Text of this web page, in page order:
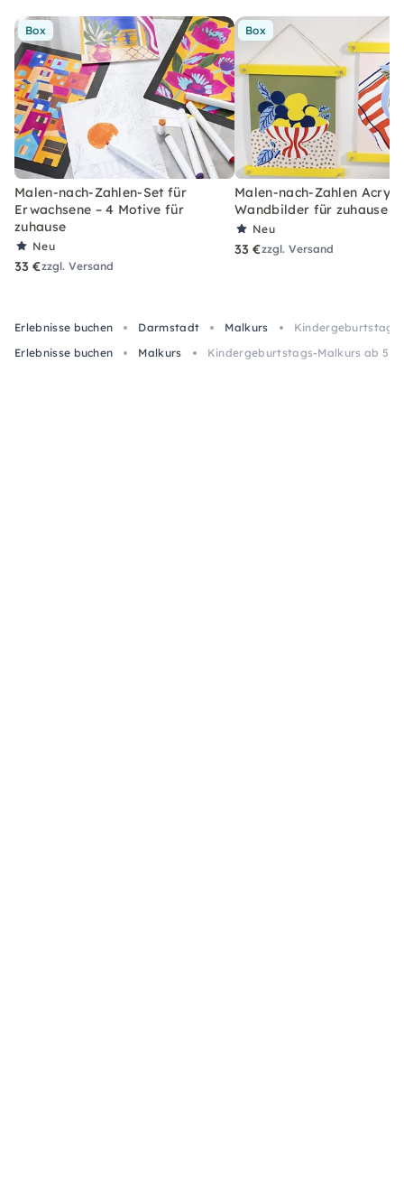
Box
Malen-nach-Zahlen-Set für
Erwachsene – 4 Motive für
zuhause
Neu
33 €zzgl. Versand
Box
Malen-nach-Zahlen Acryl-
Wandbilder für zuhause
Neu
33 €zzgl. Versand
Erlebnisse buchen Darmstadt Malkurs
Erlebnisse buchen
Malkurs Kindergeburtstags-Malkurs ab 5